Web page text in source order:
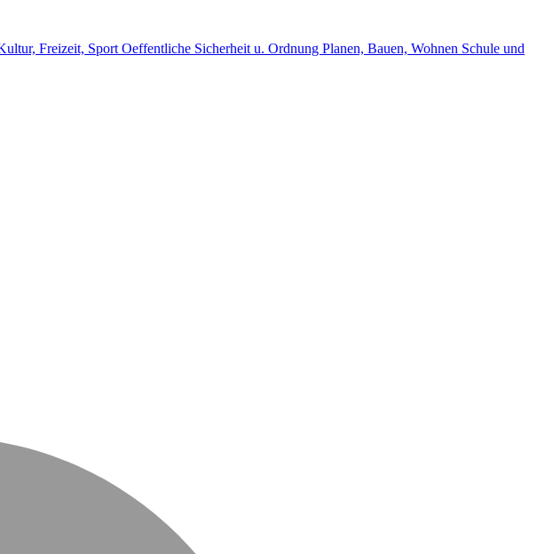
Freizeit, Sport Oeffentliche Sicherheit u. Ordnung Planen, Bauen, Wohnen Schule und